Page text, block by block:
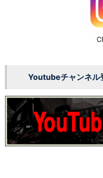
Youtubeチャンネル